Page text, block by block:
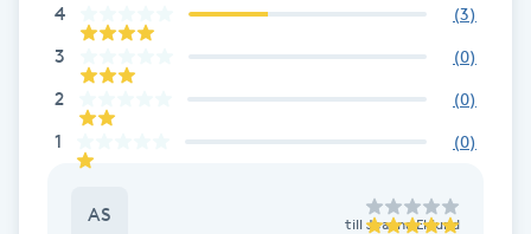
Extensions borttagning
Eyeliner-tatuering
Face framing
4 (3)
3 (0)
2 (0)
1 (0)
AS till Jeanna Eklund